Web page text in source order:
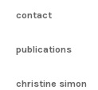
contact
publications
christine simon